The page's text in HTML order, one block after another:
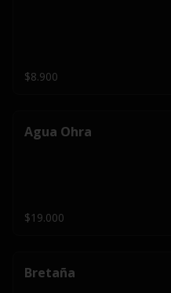
$8.900
Agua Ohra
$19.000
Bretaña